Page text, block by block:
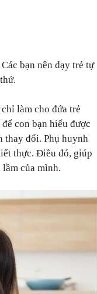
bạn nên dạy trẻ tự
làm cho đứa trẻ
con bạn hiểu được
thay đổi. Phụ huynh
thực. Điều đó, giúp
của mình.